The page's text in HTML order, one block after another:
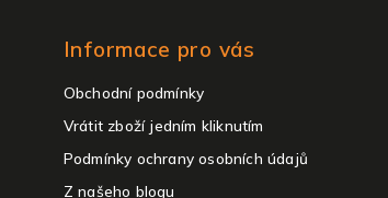
Informace pro vás
Obchodní podmínky
Vrátit zboží jedním kliknutím
Podmínky ochrany osobních údajů
Z našeho blogu